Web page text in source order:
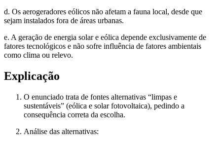
d. Os aerogeradores eólicos não afetam a fauna local, desde que
sejam instalados fora de áreas urbanas.
e. A geração de energia solar e eólica depende exclusivamente de
fatores tecnológicos e não sofre influência de fatores ambientais
como clima ou relevo.
Explicação
O enunciado trata de fontes alternativas “limpas e
sustentáveis” (eólica e solar fotovoltaica), pedindo a
consequência correta da escolha.
Análise das alternativas: